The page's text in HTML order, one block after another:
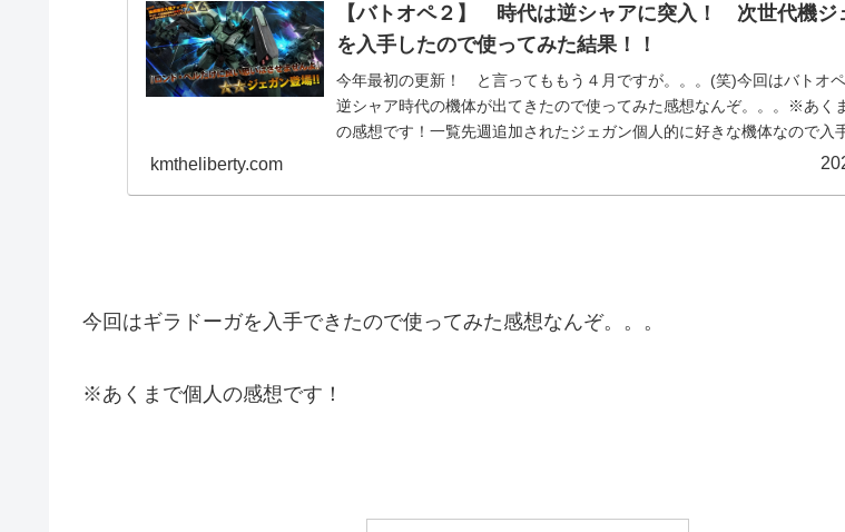
【バトオペ２】 時代は逆シャアに突入！ 次世代機ジ
を入手したので使ってみた結果！！
今年最初の更新！ と言ってももう４月ですが。。。(笑)今回はバトオ
逆シャア時代の機体が出てきたので使ってみた感想なんぞ。。。※あく
の感想です！一覧先週追加されたジェガン個人的に好きな機体なので入
kmtheliberty.com
今回はギラドーガを入手できたので使ってみた感想なんぞ。。。
※あくまで個人の感想です！